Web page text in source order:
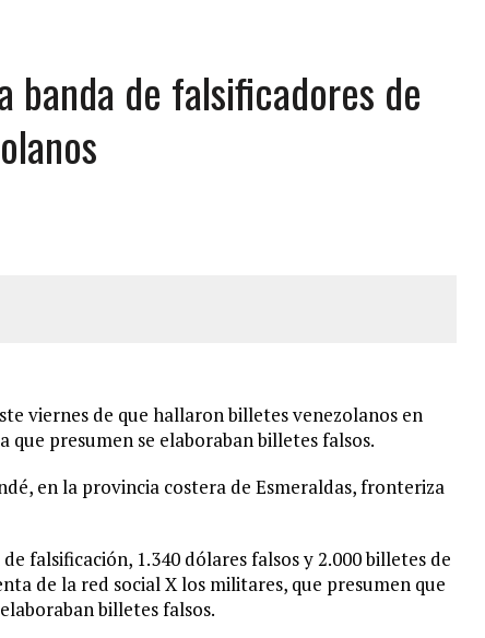
ACOSADA Y ABUSADA POR LA PAREJA DE SU ABUELA
ADOLESCENTE VENEZOLANA EN REUNIÓN CON AMIGOS
DESENCADENÓ TRAGEDIA FAMILIAR
A UNA ADOLESCENTE DE 13 AÑOS TRAS ABUSAR DE ELLA
banda de falsificadores de
viernes de que hallaron billetes venezolanos en
presumen se elaboraban billetes falsos.
en la provincia costera de Esmeraldas, fronteriza
falsificación, 1.340 dólares falsos y 2.000 billetes de
de la red social X los militares, que presumen que
billetes falsos.